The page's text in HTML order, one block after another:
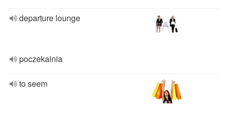
departure lounge
poczekalnia
to seem